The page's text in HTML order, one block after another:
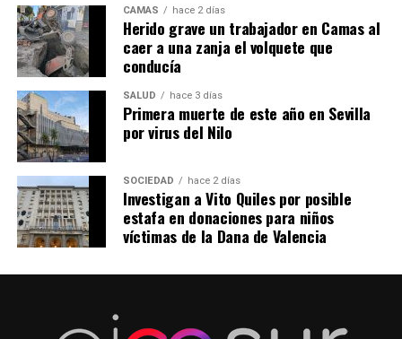
CAMAS hace 2 días
Herido grave un trabajador en Camas al
caer a una zanja el volquete que
conducía
SALUD hace 3 días
Primera muerte de este año en Sevilla
por virus del Nilo
SOCIEDAD hace 2 días
Investigan a Vito Quiles por posible
estafa en donaciones para niños
víctimas de la Dana de Valencia